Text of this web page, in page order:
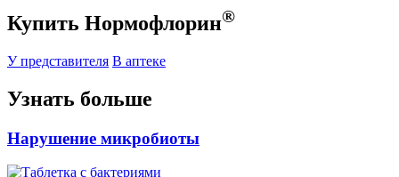
Купить Нормофлорин®
У представителя В аптеке
Узнать больше
Нарушение микробиоты